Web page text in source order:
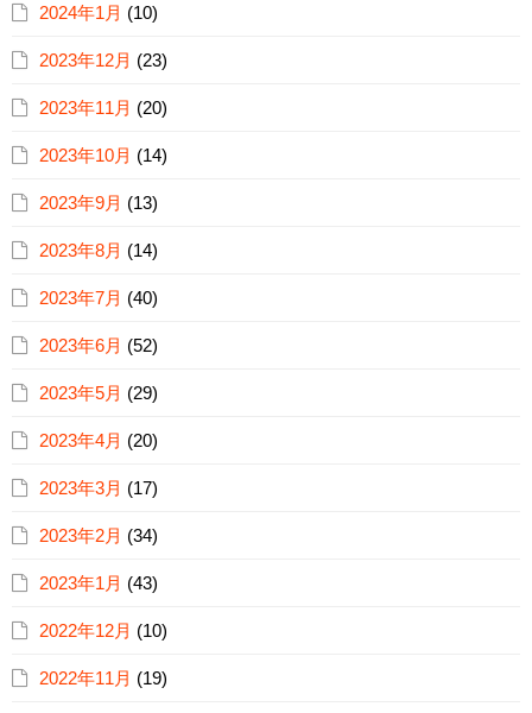
2024年1月 (10)
2023年12月 (23)
2023年11月 (20)
2023年10月 (14)
2023年9月 (13)
2023年8月 (14)
2023年7月 (40)
2023年6月 (52)
2023年5月 (29)
2023年4月 (20)
2023年3月 (17)
2023年2月 (34)
2023年1月 (43)
2022年12月 (10)
2022年11月 (19)